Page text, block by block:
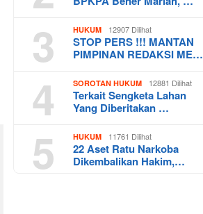
3 HUKUM 12907 Dilihat
STOP PERS !!! MANTAN
PIMPINAN REDAKSI ME…
4 SOROTAN HUKUM 12881 Dilihat
Terkait Sengketa Lahan
Yang Diberitakan …
5 HUKUM 11761 Dilihat
22 Aset Ratu Narkoba
Dikembalikan Hakim,…